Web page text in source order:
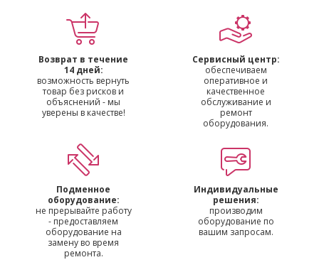
Возврат в течение
14 дней:
возможность вернуть
товар без рисков и
объяснений - мы
уверены в качестве!
Сервисный центр:
обеспечиваем
оперативное и
качественное
обслуживание и
ремонт
оборудования.
Подменное
оборудование:
не прерывайте работу
- предоставляем
оборудование на
замену во время
ремонта.
Индивидуальные
решения:
производим
оборудование по
вашим запросам.